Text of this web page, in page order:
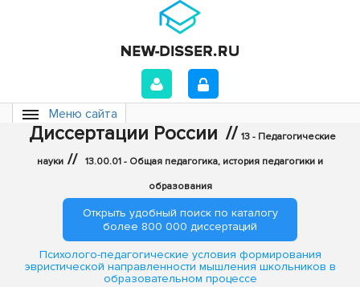
Меню сайта
Диссертации России // 13 - Педагогические
науки // 13.00.01 - Общая педагогика, история педагогики и
образования
Открыть удобный поиск по каталогу
более 800 000 диссертаций
Психолого-педагогические условия формирования
эвристической направленности мышления школьников в
образовательном процессе